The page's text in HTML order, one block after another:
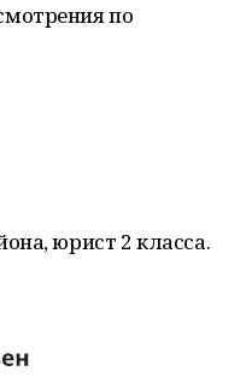
по
юрист 2 класса.